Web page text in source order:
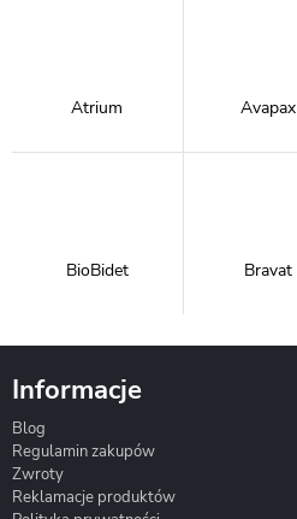
Atrium Avapax
BioBidet Bravat
Informacje
Blog
Regulamin zakupów
Zwroty
Reklamacje produktów